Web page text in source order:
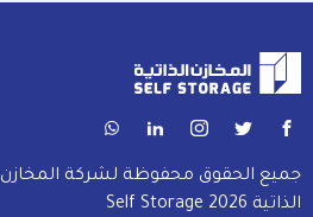
شهري
ربع سنوي (خصم 7% عند الدفع المسبق)
نصف سنوي (خصم 15% عند الدفع المسبق)
سنوي (خصم 25% عند الدفع المسبق)
جميع الحقوق محفوظة لشركة المخازن
الذاتية Self Storage 2026